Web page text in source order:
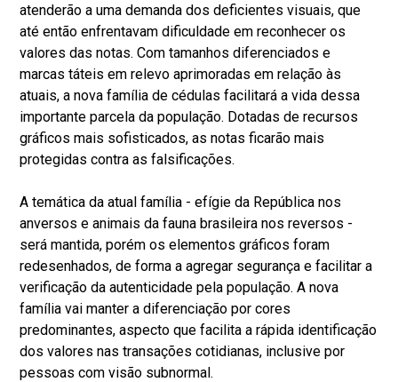
atenderão a uma demanda dos deficientes visuais, que
até então enfrentavam dificuldade em reconhecer os
valores das notas. Com tamanhos diferenciados e
marcas táteis em relevo aprimoradas em relação às
atuais, a nova família de cédulas facilitará a vida dessa
importante parcela da população. Dotadas de recursos
gráficos mais sofisticados, as notas ficarão mais
protegidas contra as falsificações.
A temática da atual família - efígie da República nos
anversos e animais da fauna brasileira nos reversos -
será mantida, porém os elementos gráficos foram
redesenhados, de forma a agregar segurança e facilitar a
verificação da autenticidade pela população. A nova
família vai manter a diferenciação por cores
predominantes, aspecto que facilita a rápida identificação
dos valores nas transações cotidianas, inclusive por
pessoas com visão subnormal.